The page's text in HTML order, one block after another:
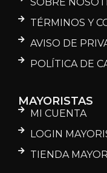
TÉRMINOS Y
AVISO DE
POLÍTICA DE
MAYORISTAS
MI CUENTA
LOGIN
TIENDA